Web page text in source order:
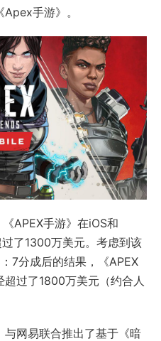
手游》。
APEX手游》在iOS和
了1300万美元。考虑到该
7分成后的结果，《APEX
过了1800万美元（约合人
与网易联合推出了基于《暗